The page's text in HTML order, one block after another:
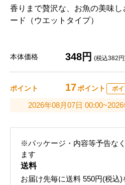
香りまで贅沢な、お魚の美味
ード（ウエットタイプ）
本体価格 348円 (税込382
ポイント 17ポイント ポ
2026年08月07日
※パッケージ・内容等予告な
ます
送料
お届け先毎に送料 550円(税込)